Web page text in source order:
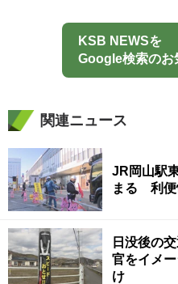
KSB NEWSを
Google検索のお
関連ニュース
JR岡山駅
まる 利便
日没後の
官をイメ
け